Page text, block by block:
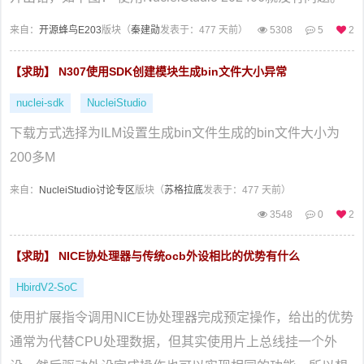
来自： 开源蜂鸟E203版块（秦建勋发表于：477 天前） 5308 5 2
【求助】 N307使用SDK创建模块生成bin文件大小异常
nuclei-sdk NucleiStudio
下载方式选择为ILM设置生成bin文件生成的bin文件大小为
200多M
来自： NucleiStudio讨论专区版块（苏格拉底发表于：477 天前）
3548 0 2
【求助】 NICE协处理器与传统ocb外设相比的优势有什么
HbirdV2-SoC
使用扩展指令调用NICE协处理器完成预定操作，给出的优势
通常为代替CPU处理数据，但其实使用片上总线挂一个外